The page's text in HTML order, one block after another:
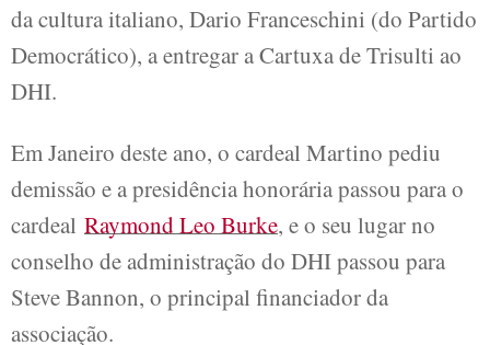
da cultura italiano, Dario Franceschini (do Partido
Democrático), a entregar a Cartuxa de Trisulti ao
DHI.
Em Janeiro deste ano, o cardeal Martino pediu
demissão e a presidência honorária passou para o
cardeal Raymond Leo Burke, e o seu lugar no
conselho de administração do DHI passou para
Steve Bannon, o principal financiador da
associação.